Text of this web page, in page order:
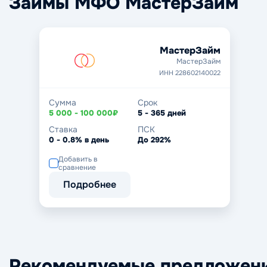
МастерЗайм
МастерЗайм
ИНН 228602140022
Сумма
5 000 - 100 000₽
Срок
5 - 365 дней
Ставка
0 - 0.8% в день
ПСК
До 292%
Добавить в
сравнение
Подробнее